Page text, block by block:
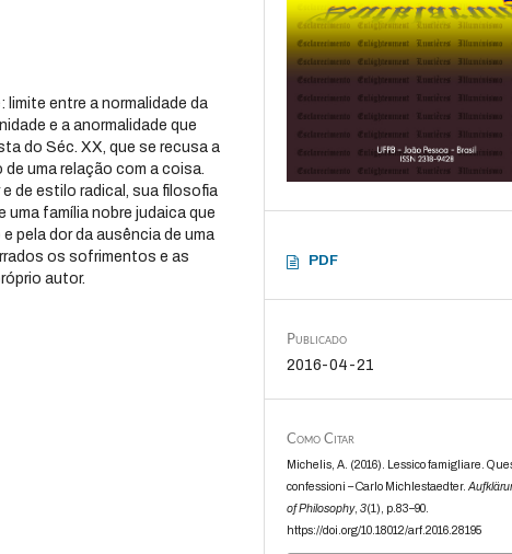
entre a normalidade da
e a anormalidade que
do Séc. XX, que se recusa a
uma relação com a coisa.
de estilo radical, sua filosofia
uma família nobre judaica que
pela dor da ausência de uma
os sofrimentos e as
autor.
PDF
Publicado
2016-04-21
Como Citar
Michelis, A. (2016). Lessico famigliare.
confessioni – Carlo Michlestaedter.
of Philosophy,3(1), p.83–90.
https://doi.org/10.18012/arf.2016.28195